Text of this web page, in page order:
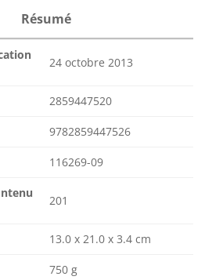
Résumé
24 octobre 2013
2859447520
9782859447526
116269-09
201
13.0 x 21.0 x 3.4 cm
750 g